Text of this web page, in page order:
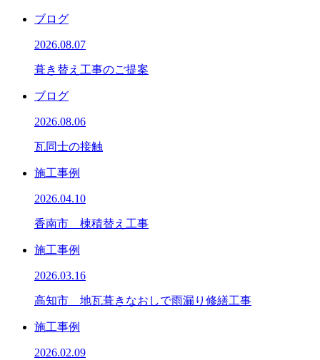
ブログ
2026.08.07
葺き替え工事のご提案
ブログ
2026.08.06
瓦同士の接触
施工事例
2026.04.10
香南市 棟積替え工事
施工事例
2026.03.16
高知市 地瓦葺きなおしで雨漏り修繕工事
施工事例
2026.02.09